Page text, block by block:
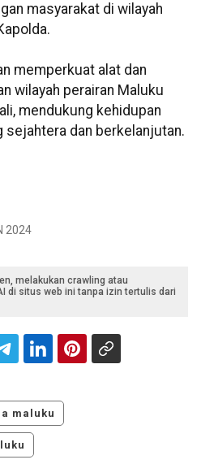
masyarakat di wilayah
memperkuat alat dan
wilayah perairan Maluku
mendukung kehidupan
sejahtera dan berkelanjutan.
2024
melakukan crawling atau
di situs web ini tanpa izin tertulis dari
maluku